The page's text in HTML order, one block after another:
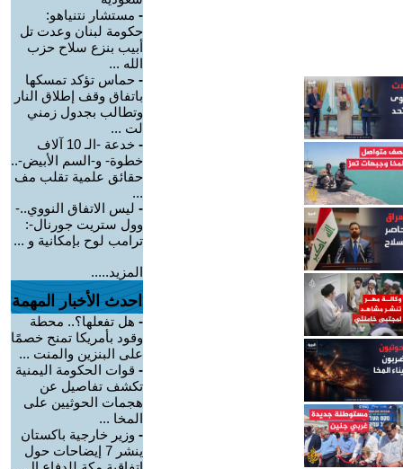
- مستشار نتنياهو:
حكومة لبنان وعدت تل
أبيب بنزع سلاح حزب
الله ...
- حماس تؤكد تمسكها
باتفاق وقف إطلاق النار
وتطالب بجدول زمني
لت ...
-
خدعة -الـ 10 آلاف
خطوة- و-السم الأبيض-..
حقائق علمية تقلب مف
...
- ليس الاتفاق النووي..-
وول ستريت جورنال-:
ترامب لوح بإمكانية و ...
المزيد.....
احدث الأخبار المهمة
- هل تفعلها؟.. محطة
وقود بأمريكا تمنح خصمًا
على البنزين والمنت ...
- قوات الحكومة اليمنية
تكشف تفاصيل عن
هجمات الحوثيين على
المخا ...
- وزير خارجية باكستان
ينشر 7 إيضاحات حول